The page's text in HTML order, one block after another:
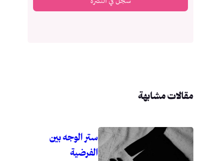
مقالات مشابهة
ستر الوجه بين
الفرضية